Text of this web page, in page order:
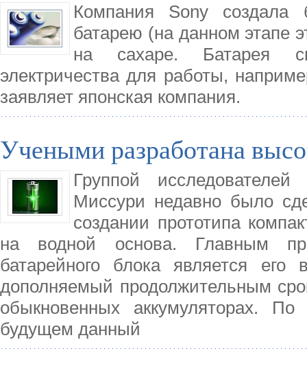
Компания Sony создала
батарею (на данном этапе
на сахаре. Батарея
электричества для работы,
заявляет японская компания.
Учеными разработана
Группой
Миссури недавно было
создании прототипа
на водной основа. Главным
батарейного блока является
дополняемый продолжительным
обыкновенных аккумуляторах.
будущем данный